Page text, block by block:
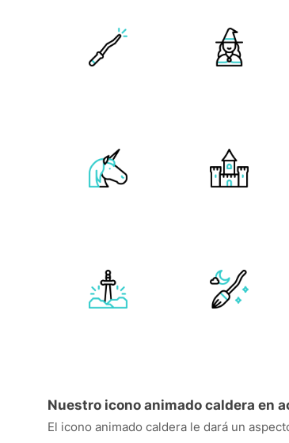
Nuestro icono animado caldera en
El icono animado caldera le dará un